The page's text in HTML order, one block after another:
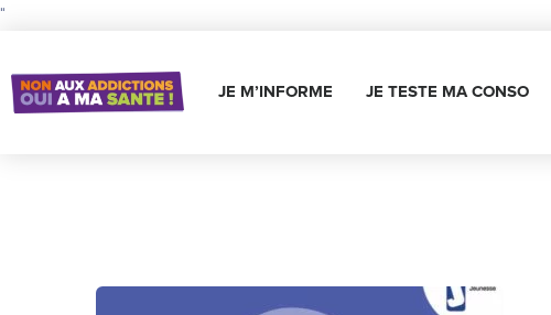
"
JE M’INFORME JE TESTE MA CONSO